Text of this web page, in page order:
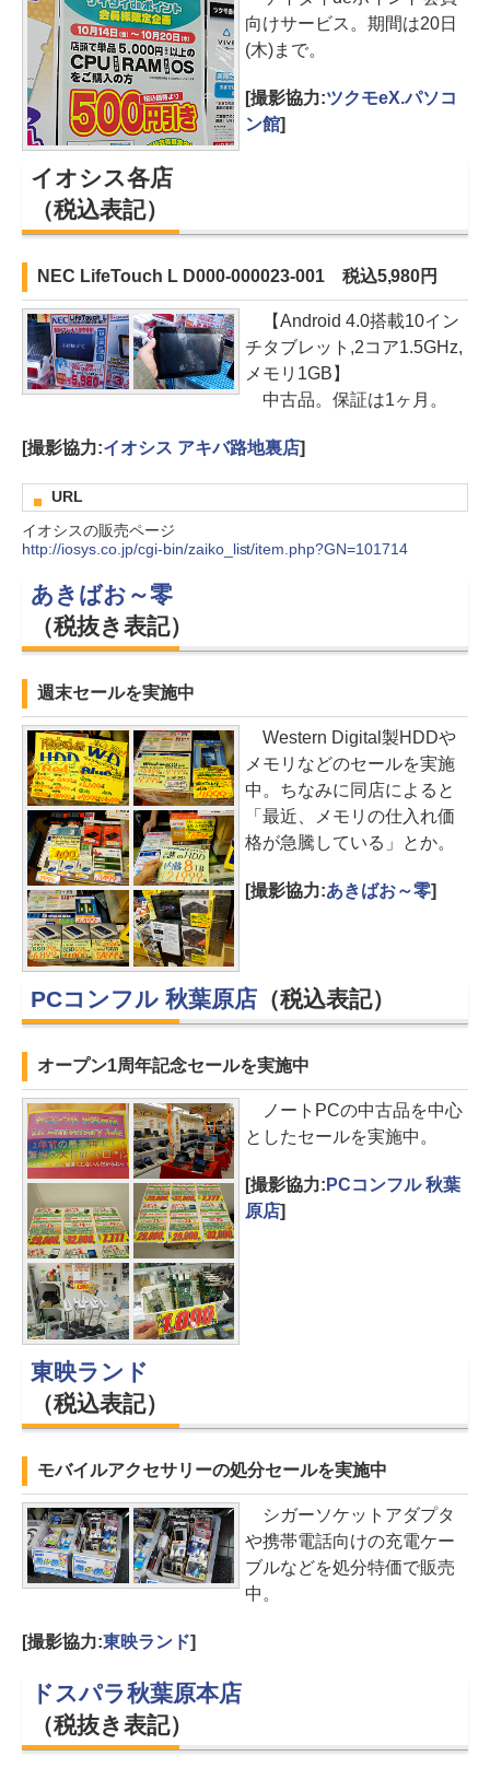
向けサービス。期間は20日
(木)まで。
[撮影協力:ツクモeX.パソコ
ン館]
イオシス各店
（税込表記）
NEC LifeTouch L D000-000023-001 税込5,980円
【Android 4.0搭載10イン
チタブレット,2コア1.5GHz,
メモリ1GB】
中古品。保証は1ヶ月。
[撮影協力:イオシス アキバ路地裏店]
URL
イオシスの販売ページ
http://iosys.co.jp/cgi-bin/zaiko_list/item.php?GN=101714
あきばお～零
（税抜き表記）
週末セールを実施中
Western Digital製HDDや
メモリなどのセールを実施
中。ちなみに同店によると
「最近、メモリの仕入れ価
格が急騰している」とか。
[撮影協力:あきばお～零]
PCコンフル 秋葉原店（税込表記）
オープン1周年記念セールを実施中
ノートPCの中古品を中心
としたセールを実施中。
[撮影協力: PCコンフル 秋葉
原店]
東映ランド
（税込表記）
モバイルアクセサリーの処分セールを実施中
シガーソケットアダプタ
や携帯電話向けの充電ケー
ブルなどを処分特価で販売
中。
[撮影協力:東映ランド]
ドスパラ秋葉原本店
（税抜き表記）